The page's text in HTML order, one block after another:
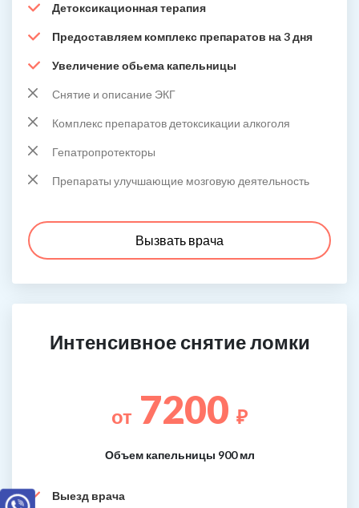
Детоксикационная терапия
Предоставляем комплекс препаратов на 3 дня
Увеличение обьема капельницы
Снятие и описание ЭКГ
Комплекс препаратов детоксикации алкоголя
Гепатропротекторы
Препараты улучшающие мозговую деятельность
Вызвать врача
Интенсивное снятие ломки
от 7200 ₽
Объем капельницы 900 мл
Выезд врача